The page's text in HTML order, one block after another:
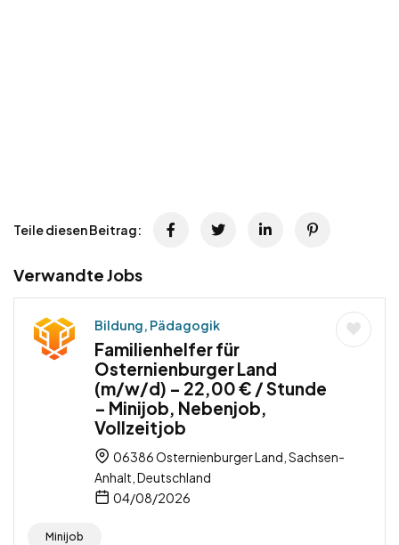
Teile diesen Beitrag:
Verwandte Jobs
Bildung, Pädagogik
Familienhelfer für
Osternienburger Land
(m/w/d) – 22,00 € / Stunde
– Minijob, Nebenjob,
Vollzeitjob
06386 Osternienburger Land, Sachsen-
Anhalt, Deutschland
04/08/2026
Minijob